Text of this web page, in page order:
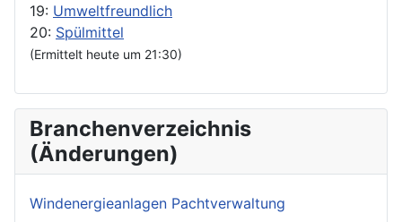
19: Umweltfreundlich
20: Spülmittel
(Ermittelt heute um 21:30)
Branchenverzeichnis
(Änderungen)
Windenergieanlagen Pachtverwaltung